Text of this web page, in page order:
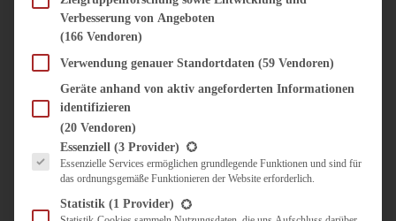
BROTAUFSTRICH
DIPS, SAUCEN, CHUTNEYS
KÜCHENGESCHENKE
UNTERWEGS
KULINARISCH UNTERWEGS
Verbesserung von Angeboten
(166 Vendoren)
Verwendung genauer Standortdaten (59 Vendoren)
Geräte anhand von aktiv angeforderten Informationen
identifizieren
(20 Vendoren)
Es folgt eine Liste der Service-Gruppen, für die eine Einwilligung erteilt werden
Essenziell (3 Provider)
Essenzielle Services ermöglichen grundlegende Funktionen und sind für
das ordnungsgemäße Funktionieren der Website erforderlich.
Statistik (1 Provider)